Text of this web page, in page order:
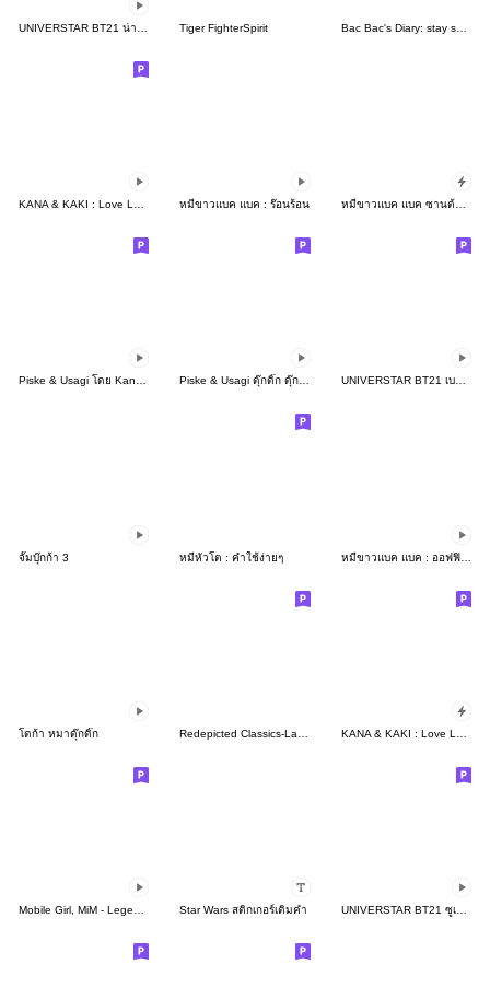
Tiger FighterSpirit Bac Bac's Diary: stay safe everyone
หมีขาวแบค แบค : ร๊อนร้อน หมีขาวแบค แบค ซานต้ามาแล้ว!
Piske & Usagi โดย Kanahei ดุ๊กดิ๊กน่ารัก Piske & Usagi ดุ๊กดิ๊ก ดุ๊กดิ๊ก UNIVERSTAR BT21 เบบี้งุ้งงิ้ง
จั๊มบุ๊กก้า 3 หมีหัวโต : คำใช้ง่ายๆ
โดก้า หมาดุ๊กดิ๊ก
Mobile Girl, MiM - Legend - v1 Star Wars สติกเกอร์เติมคำ UNIVERSTAR BT21 ซูเปอร์ไฮเปอร์